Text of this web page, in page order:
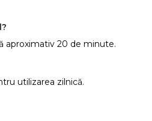
aproximativ 20 de minute.
utilizarea zilnică.